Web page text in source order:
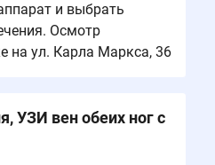
и выбрать
Осмотр
на ул. Карла Маркса, 36
УЗИ вен обеих ног с